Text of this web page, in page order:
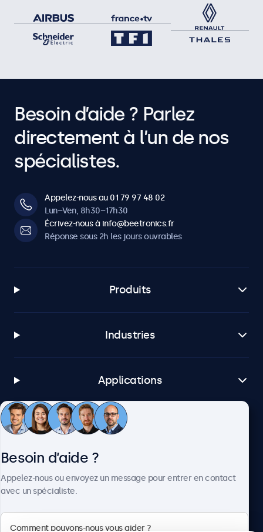
Besoin d’aide ? Parlez
directement à l’un de nos
spécialistes.
Appelez-nous au 01 79 97 48 02
Lun–Ven, 8h30–17h30
Écrivez-nous à info@beetronics.fr
Réponse sous 2h les jours ouvrables
Produits
Industries
Applications
Service client
Besoin d’aide ?
Appelez-nous ou envoyez un message pour entrer en contact
avec un spécialiste.